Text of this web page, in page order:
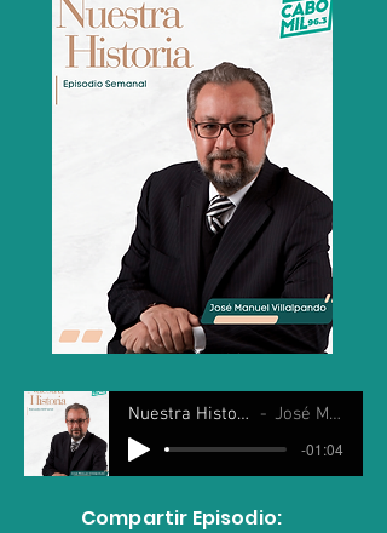
Nuestra Historia 17 septiembre 2025 José Manuel Villalpando
-01:04
Compartir Episodio: